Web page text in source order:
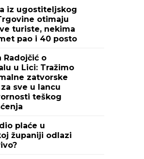
iz ugostiteljskog
otimaju
turiste, nekima
pao i 40 posto
Radojčić o
u Lici: Tražimo
zatvorske
sve u lancu
teškog
plaće u
županiji odlazi